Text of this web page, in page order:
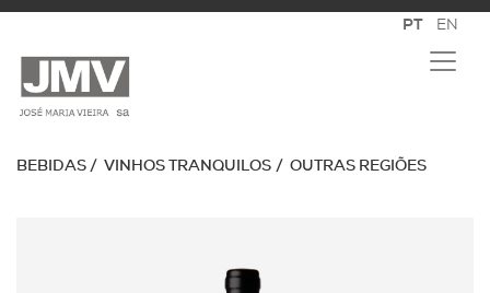
BEBIDAS VINHOS TRANQUILOS OUTRAS REGIÕES